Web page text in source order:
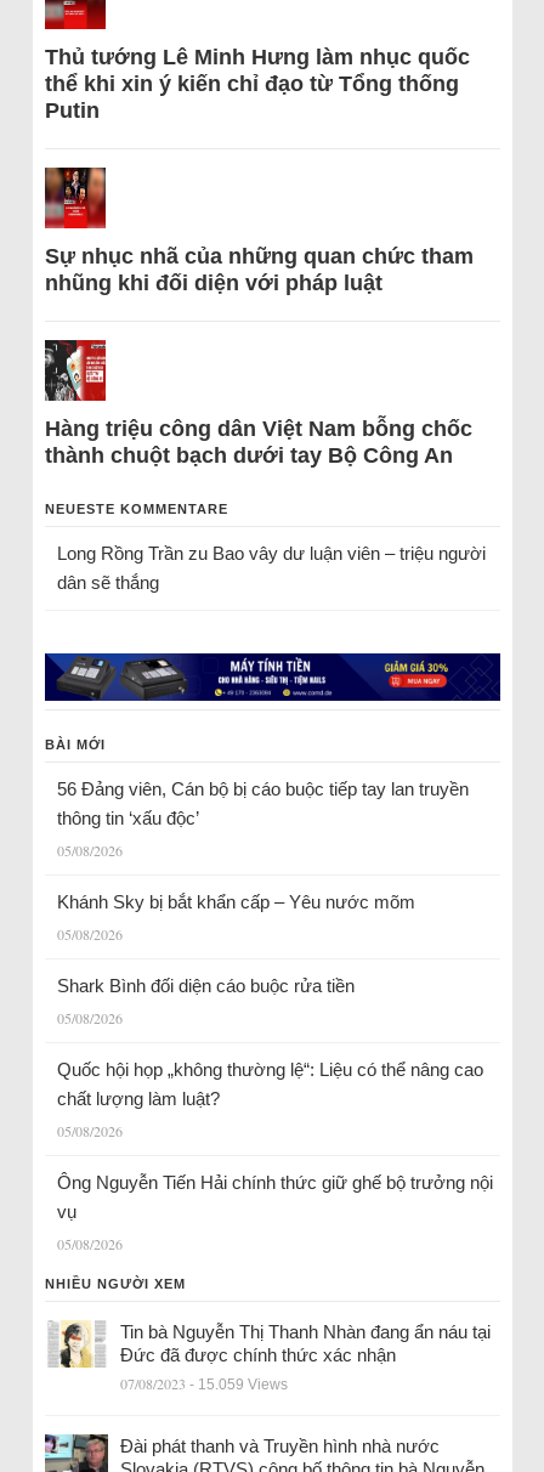
Thủ tướng Lê Minh Hưng làm nhục quốc
thể khi xin ý kiến chỉ đạo từ Tổng thống
Putin
Sự nhục nhã của những quan chức tham
nhũng khi đối diện với pháp luật
Hàng triệu công dân Việt Nam bỗng chốc
thành chuột bạch dưới tay Bộ Công An
NEUESTE KOMMENTARE
Long Rồng Trầnzu Bao vây dư luận viên – triệu người
dân sẽ thắng
BÀI MỚI
56 Đảng viên, Cán bộ bị cáo buộc tiếp tay lan truyền
thông tin ‘xấu độc’
05/08/2026
Khánh Sky bị bắt khẩn cấp – Yêu nước mõm
05/08/2026
Shark Bình đối diện cáo buộc rửa tiền
05/08/2026
Quốc hội họp „không thường lệ“: Liệu có thể nâng cao
chất lượng làm luật?
05/08/2026
Ông Nguyễn Tiến Hải chính thức giữ ghế bộ trưởng nội
vụ
05/08/2026
NHIỀU NGƯỜI XEM
Tin bà Nguyễn Thị Thanh Nhàn đang ẩn náu tại
Đức đã được chính thức xác nhận
07/08/2023 - 15.059 Views
Đài phát thanh và Truyền hình nhà nước